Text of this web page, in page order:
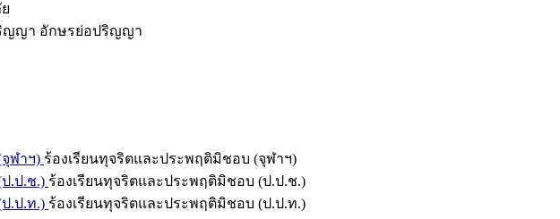
ญญา อักษรย่อปริญญา
ฬาฯ) ร้องเรียนทุจริตและประพฤติมิชอบ (จุฬาฯ)
.ป.ช.) ร้องเรียนทุจริตและประพฤติมิชอบ (ป.ป.ช.)
.ป.ท.) ร้องเรียนทุจริตและประพฤติมิชอบ (ป.ป.ท.)